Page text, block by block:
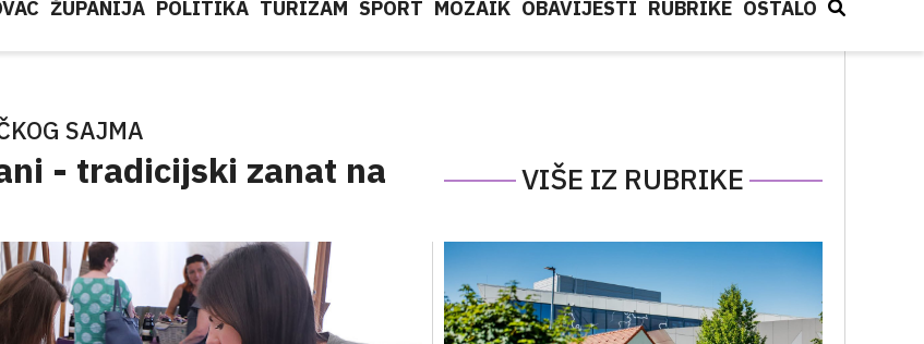
ŽUPANIJA POLITIKA TURIZAM SPORT MOZAIK OBAVIJESTI RUBRIKE OSTALO
SAJMA
- tradicijski zanat na
VIŠE IZ RUBRIKE